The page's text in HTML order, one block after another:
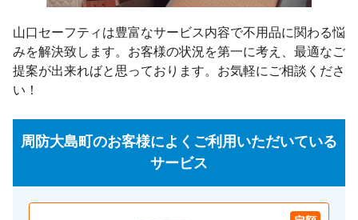
山口セーフティは豊富なサービス内容で不用品に関わる悩
みを解決致します。お客様の状況を第一に考え、最適なご
提案が出来ればと思っております。お気軽にご相談くださ
い！
周防大島町のお客様によくご利用いただいている
サービス